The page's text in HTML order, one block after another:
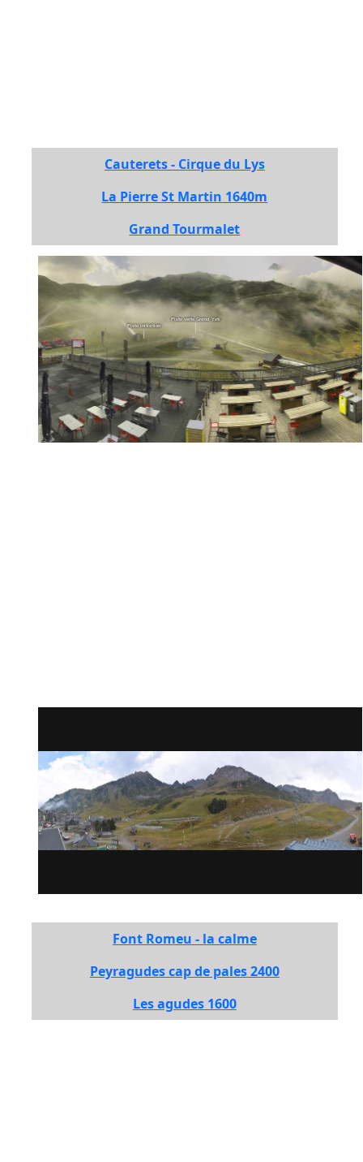
Cauterets - Cirque du Lys
La Pierre St Martin 1640m
Grand Tourmalet
Font Romeu - la calme
Peyragudes cap de pales 2400
Les agudes 1600